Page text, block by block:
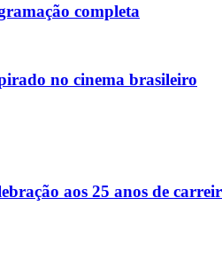
completa
no cinema brasileiro
aos 25 anos de